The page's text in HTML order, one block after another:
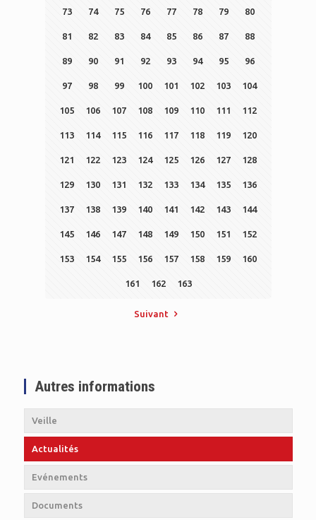
73 74 75 76 77 78 79 80
81 82 83 84 85 86 87 88
89 90 91 92 93 94 95 96
97 98 99 100 101 102 103 104
105 106 107 108 109 110 111 112
113 114 115 116 117 118 119 120
121 122 123 124 125 126 127 128
129 130 131 132 133 134 135 136
137 138 139 140 141 142 143 144
145 146 147 148 149 150 151 152
153 154 155 156 157 158 159 160
161 162 163
Suivant
Autres informations
Veille
Actualités
Evénements
Documents